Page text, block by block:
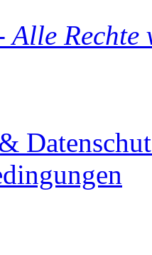
Rechte